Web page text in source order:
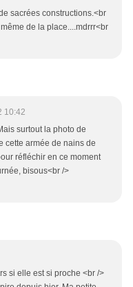
sacrées constructions.<br
de la place....mdrrr<br
10:42
surtout la photo de
cette armée de nains de
réfléchir en ce moment
bisous<br />
si elle est si proche <br />